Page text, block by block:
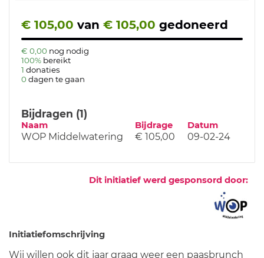
€ 105,00 van € 105,00 gedoneerd
€ 0,00 nog nodig
100% bereikt
1 donaties
0 dagen te gaan
Bijdragen (1)
Naam Bijdrage Datum
WOP Middelwatering € 105,00 09-02-24
Dit initiatief werd gesponsord door:
Initiatiefomschrijving
Wij willen ook dit jaar graag weer een paasbrunch